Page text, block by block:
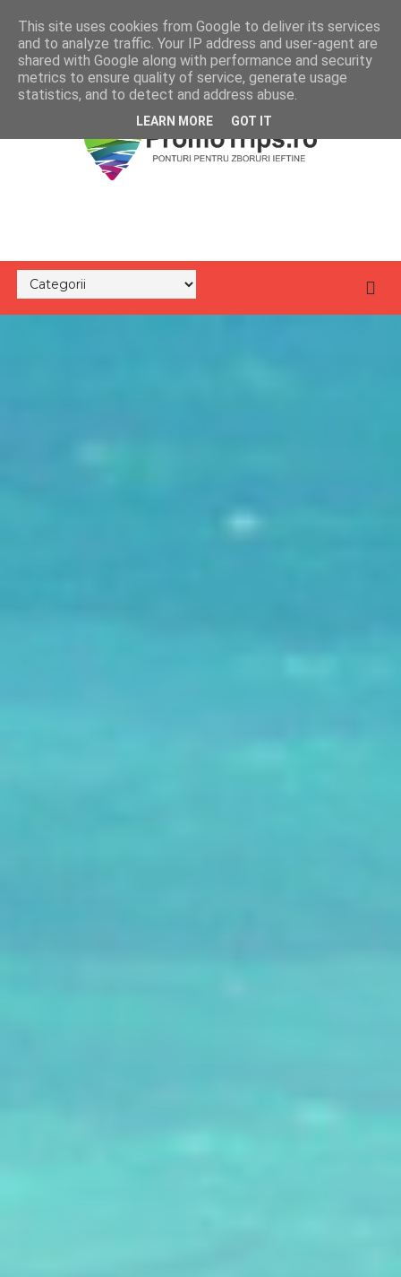
This site uses cookies from Google to deliver its services
and to analyze traffic. Your IP address and user-agent are
shared with Google along with performance and security
metrics to ensure quality of service, generate usage
statistics, and to detect and address abuse.
LEARN MORE GOT IT